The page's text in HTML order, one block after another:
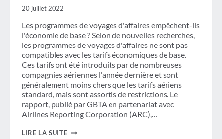
20 juillet 2022
Les programmes de voyages d'affaires empêchent-ils
l'économie de base ? Selon de nouvelles recherches,
les programmes de voyages d'affaires ne sont pas
compatibles avec les tarifs économiques de base.
Ces tarifs ont été introduits par de nombreuses
compagnies aériennes l'année dernière et sont
généralement moins chers que les tarifs aériens
standard, mais sont assortis de restrictions. Le
rapport, publié par GBTA en partenariat avec
Airlines Reporting Corporation (ARC),…
LIRE LA SUITEMISE